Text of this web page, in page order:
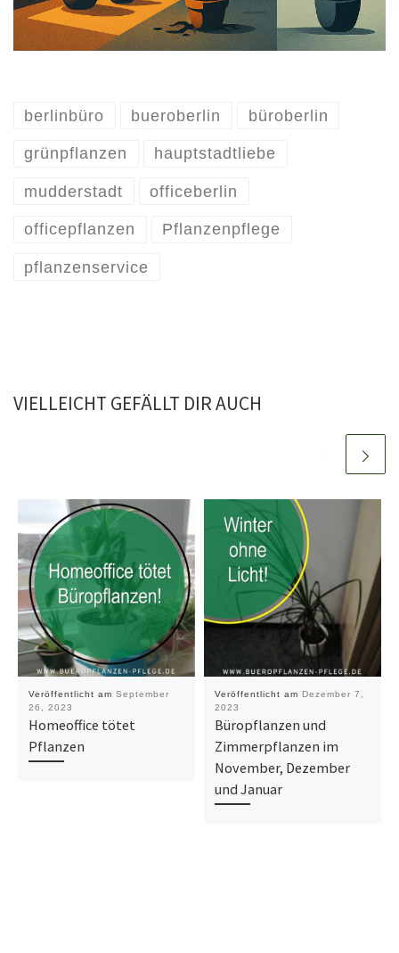
berlinbüro bueroberlin büroberlin
grünpflanzen hauptstadtliebe
mudderstadt officeberlin
officepflanzen Pflanzenpflege
pflanzenservice
VIELLEICHT GEFÄLLT DIR AUCH
Veröffentlicht am September
26, 2023
Homeoffice tötet
Pflanzen
Veröffentlicht am Dezember 7,
2023
Büropflanzen und
Zimmerpflanzen im
November, Dezember
und Januar